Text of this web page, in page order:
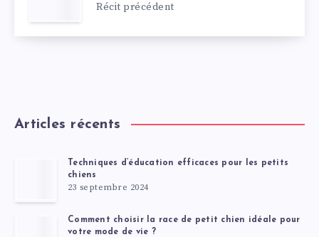
Récit précédent
Articles récents
Techniques d’éducation efficaces pour les petits
chiens
23 septembre 2024
Comment choisir la race de petit chien idéale pour
votre mode de vie ?